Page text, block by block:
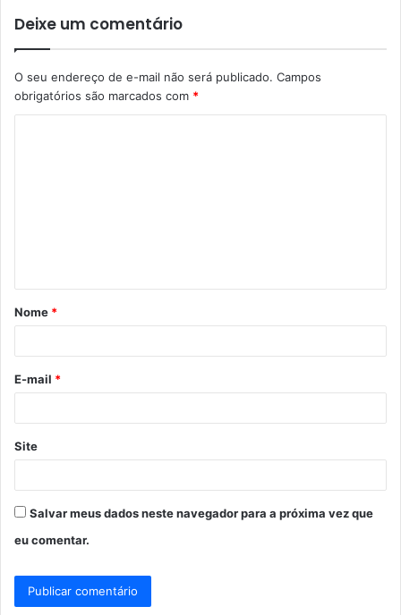
Deixe um comentário
O seu endereço de e-mail não será publicado. Campos
obrigatórios são marcados com *
á
r
*
Nome *
E-mail *
Site
Salvar meus dados neste navegador para a próxima vez que
eu comentar.